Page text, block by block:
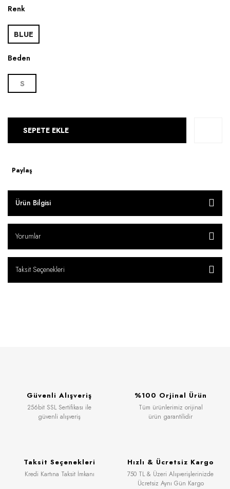
Renk
BLUE
Beden
S
SEPETE EKLE
Paylaş
Ürün Bilgisi
Yorumlar
Taksit Seçenekleri
Güvenli Alışveriş
256bit SSL Sertifikası ile
güvenli alışveriş
%100 Orjinal Ürün
Tüm ürünlerimiz orijinal
ürün garantilidir
Taksit Seçenekleri
Kredi Kartına Taksit İmkanı
Hızlı & Ücretsiz Kargo
750 TL & Üzeri Alışverişlerinizde
Ücretsiz Aynı Gün Kargo